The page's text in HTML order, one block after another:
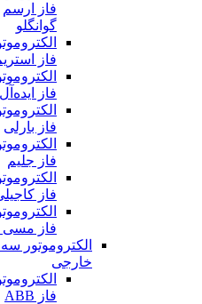
فاز ارسم
گوانگلو
فاز
فاز ایده‌آل
فاز بارلی
فاز جلیم
فاز
فاز مسی
الکتروموتور سه
خارجی
فاز ABB